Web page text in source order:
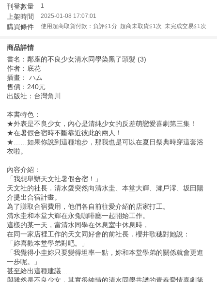
刊登數量 1
上架時間 2025-01-08 17:07:01
購買條件 使用超商取貨付款：負評≦1分 超商未取貨≦1次 未完成交易≦1次
商品詳情
書名：鄰座的不良少女清水同學染黑了頭髮 (3)
作者：底花
插畫： ハム
售價：240元
出版社：台灣角川
本書特色：
★外表是不良少女，內心是清純少女的反差萌戀愛喜劇第三集！
★在暑假合宿時不斷靠近彼此的兩人！
★……如果你說到這種地步，那我也是可以在夏日祭典時穿這套浴
衣啦。
內容介紹：
「我想舉辦天文社暑假合宿！」
天文社的社長．清水愛突然向清水圭、本堂大輝、瀨戶澪、坂田陽
介提出合宿計畫。
為了賺取合宿費用，他們各自前往愛介紹的店家打工。
清水圭和本堂大輝在永兔咖啡廳一起開始工作。
這樣的某一天，當清水同學在休息室中休息時，
在同一家店裡工作的天文同好會的前社長．櫻井歌穗對她說：
「妳喜歡本堂學弟對吧。」
「我覺得小圭妳只要變得坦率一點，妳和本堂學弟的關係就會更進
一步呢。」
甚至給出這種建議……
與雖然是不良少女，其實很純情的清水同學共譜的青春愛情喜劇第